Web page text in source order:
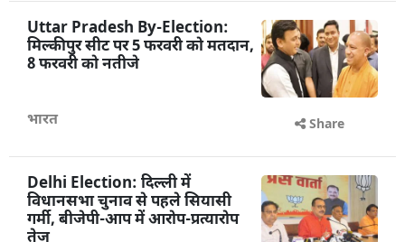
Uttar Pradesh By-Election:
मिल्कीपुर सीट पर 5 फरवरी को मतदान,
8 फरवरी को नतीजे
भारत Share
Delhi Election: दिल्ली में
विधानसभा चुनाव से पहले सियासी
गर्मी, बीजेपी-आप में आरोप-प्रत्यारोप